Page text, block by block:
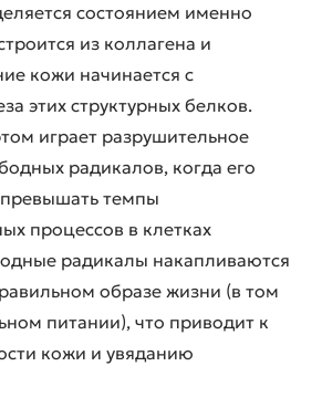
состоянием именно
из коллагена и
кожи начинается с
этих структурных белков.
играет разрушительное
радикалов, когда его
темпы
процессов в клетках
радикалы накапливаются
образе жизни (в том
питании), что приводит к
кожи и увяданию